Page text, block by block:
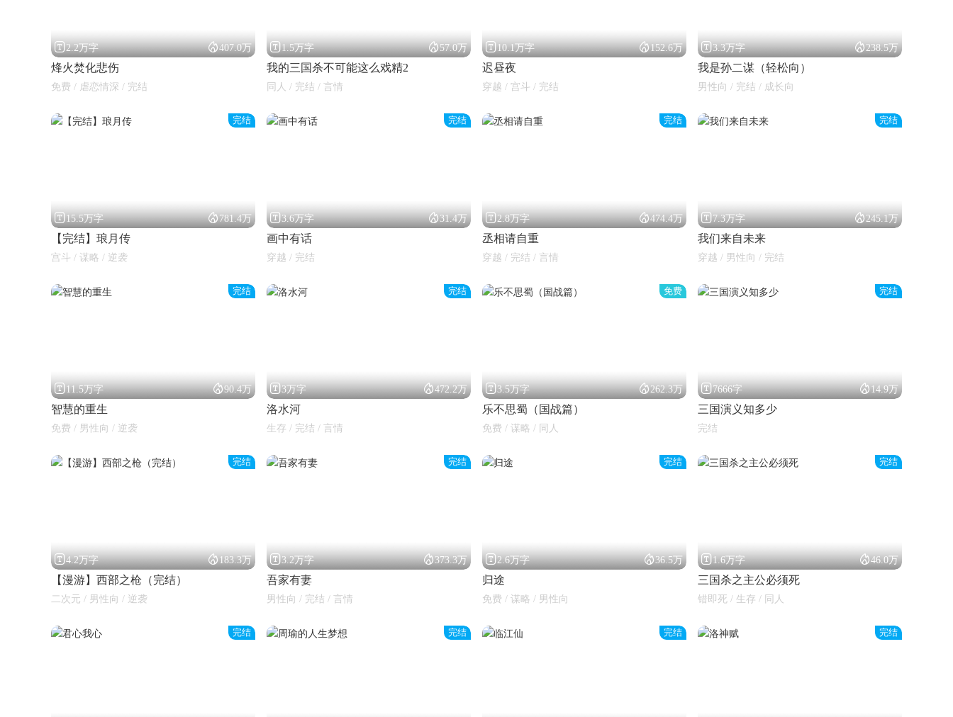
2.2万字 407.0万
烽火焚化悲伤
免费 / 虐恋情深 / 完结
1.5万字 57.0万
我的三国杀不可能这么戏精2
同人 / 完结 / 言情
10.1万字 152.6万
迟昼夜
穿越 / 宫斗 / 完结
3.3万字 238.5万
我是孙二谋（轻松向）
男性向 / 完结 / 成长向
完结
15.5万字 781.4万
【完结】琅月传
宫斗 / 谋略 / 逆袭
完结
3.6万字 31.4万
画中有话
穿越 / 完结
完结
2.8万字 474.4万
丞相请自重
穿越 / 完结 / 言情
完结
7.3万字 245.1万
我们来自未来
穿越 / 男性向 / 完结
完结
11.5万字 90.4万
智慧的重生
免费 / 男性向 / 逆袭
完结
3万字 472.2万
洛水河
生存 / 完结 / 言情
免费
3.5万字 262.3万
乐不思蜀（国战篇）
免费 / 谋略 / 同人
完结
7666字 14.9万
三国演义知多少
完结
完结
4.2万字 183.3万
【漫游】西部之枪（完结）
二次元 / 男性向 / 逆袭
完结
3.2万字 373.3万
吾家有妻
男性向 / 完结 / 言情
完结
2.6万字 36.5万
归途
免费 / 谋略 / 男性向
完结
1.6万字 46.0万
三国杀之主公必须死
错即死 / 生存 / 同人
完结 完结 完结 完结